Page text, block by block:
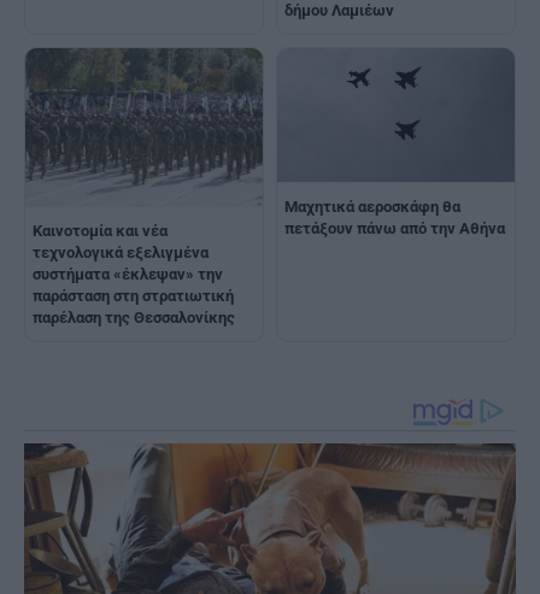
δήμου Λαμιέων
Καινοτομία και νέα
τεχνολογικά εξελιγμένα
συστήματα «έκλεψαν» την
παράσταση στη στρατιωτική
παρέλαση της Θεσσαλονίκης
Μαχητικά αεροσκάφη θα
πετάξουν πάνω από την Αθήνα